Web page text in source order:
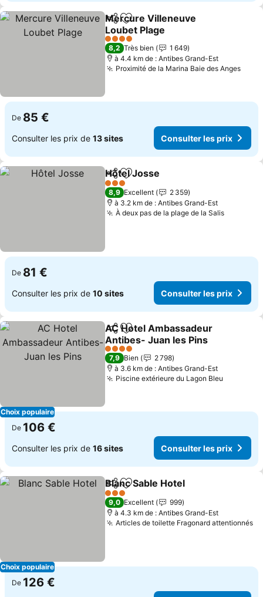
PartagerAjouter à mes favoris
Mercure Villeneuve
Loubet Plage
Consulter les prix
4 Étoiles
8,2 Très bien
1 649
à 4.4 km de : Antibes Grand-Est
Proximité de la Marina Baie des Anges
De 85 €
Consulter les prix de 13 sites Consulter les prix
PartagerAjouter à mes favoris
Hôtel Josse
3 Étoiles
8,9 Excellent
2 359
à 3.2 km de : Antibes Grand-Est
À deux pas de la plage de la Salis
De 81 €
Consulter les prix de 10 sites Consulter les prix
Choix populaire
PartagerAjouter à mes favoris
AC Hotel Ambassadeur
Antibes- Juan les Pins
Consulter les prix
4 Étoiles
7,9 Bien
2 798
à 3.6 km de : Antibes Grand-Est
Piscine extérieure du Lagon Bleu
De 106 €
Consulter les prix de 16 sites Consulter les prix
Choix populaire
PartagerAjouter à mes favoris
Blanc Sable Hotel
3 Étoiles
9,0 Excellent
999
à 4.3 km de : Antibes Grand-Est
Articles de toilette Fragonard attentionnés
De 126 €